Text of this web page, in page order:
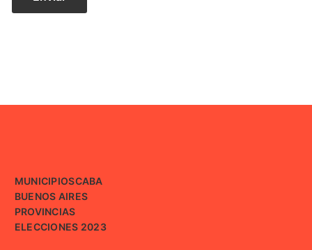
MUNICIPIOSCABA
BUENOS AIRES
PROVINCIAS
ELECCIONES 2023